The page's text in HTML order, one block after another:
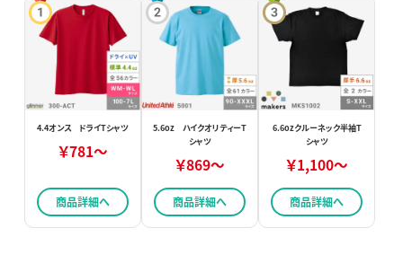
4.4オンス ドライTシャツ
￥781～
商品詳細へ
5.6oz ハイクオリティーT
シャツ
￥869～
商品詳細へ
6.6ozクルーネック半袖T
シャツ
￥1,100～
商品詳細へ